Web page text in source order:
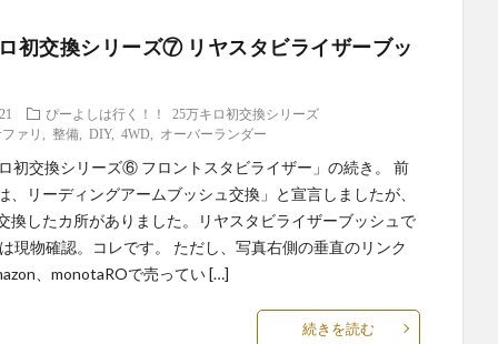
初交換シリーズ⑦ リヤスタビライザーブッ
ぴーよしは行く！！
25万キロ初交換シリーズ
ァリ
,整備 ,DIY,4WD オーバーランダー
初交換シリーズ⑥ フロントスタビライザー」の続き。 前
、リーディングアームブッシュ交換」と宣言しましたが、
換したカ所がありました。リヤスタビライザーブッシュで
現物確認。コレです。 ただし、写真右側の垂直のリンク
、monotaROで売ってい […]
続きを読む